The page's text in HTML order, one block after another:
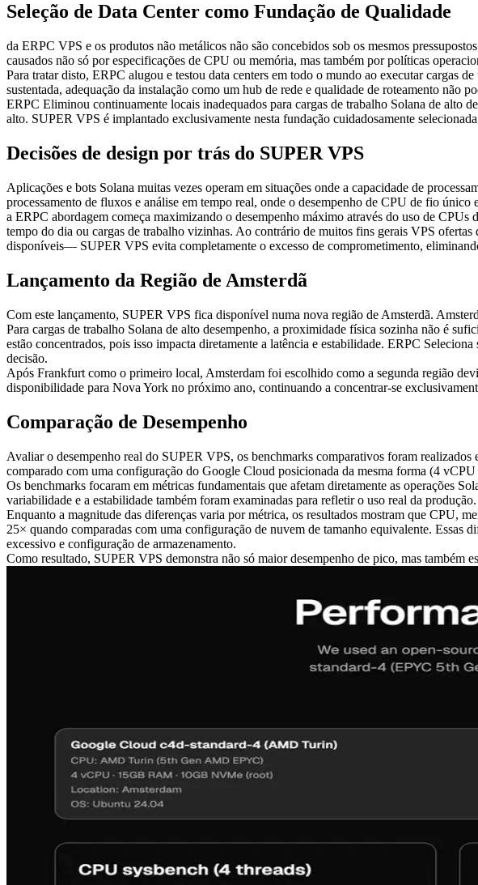
Seleção de Data Center como Fundação de Qualidade
da ERPC VPS e os produtos não metálicos não são concebidos sob os mesmos
causados não só por especificações de CPU ou memória, mas também por políticas
Para tratar disto, ERPC alugou e testou data centers em todo o mundo ao executar cargas
sustentada, adequação da instalação como um hub de rede e qualidade de roteamento não
ERPC Eliminou continuamente locais inadequados para cargas de trabalho Solana de alto
alto. SUPER VPS é implantado exclusivamente nesta fundação cuidadosamente
Decisões de design por trás do SUPER VPS
Aplicações e bots Solana muitas vezes operam em situações onde a capacidade de
processamento de fluxos e análise em tempo real, onde o desempenho de CPU de fio
a ERPC abordagem começa maximizando o desempenho máximo através do uso de
tempo do dia ou cargas de trabalho vizinhas. Ao contrário de muitos fins gerais VPS
disponíveis— SUPER VPS evita completamente o excesso de comprometimento,
Lançamento da Região de Amsterdã
Com este lançamento, SUPER VPS fica disponível numa nova região de Amsterdã.
Para cargas de trabalho Solana de alto desempenho, a proximidade física sozinha não é
estão concentrados, pois isso impacta diretamente a latência e estabilidade. ERPC
decisão.
Após Frankfurt como o primeiro local, Amsterdam foi escolhido como a segunda região
disponibilidade para Nova York no próximo ano, continuando a concentrar-se
Comparação de Desempenho
Avaliar o desempenho real do SUPER VPS, os benchmarks comparativos foram
comparado com uma configuração do Google Cloud posicionada da mesma forma (4
Os benchmarks focaram em métricas fundamentais que afetam diretamente as operações
variabilidade e a estabilidade também foram examinadas para refletir o uso real da produção.
Enquanto a magnitude das diferenças varia por métrica, os resultados mostram que CPU,
25× quando comparadas com uma configuração de nuvem de tamanho equivalente. Essas
excessivo e configuração de armazenamento.
Como resultado, SUPER VPS demonstra não só maior desempenho de pico, mas também